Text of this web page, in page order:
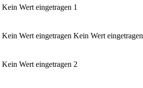
Kein Wert eingetragen 1
Kein Wert eingetragen Kein Wert eingetragen
Kein Wert eingetragen 2